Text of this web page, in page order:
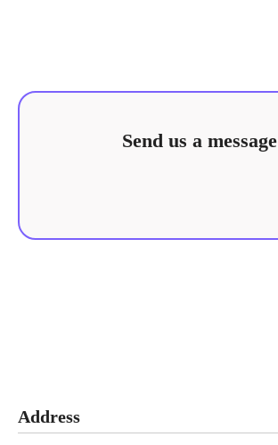
Send us a message
Address